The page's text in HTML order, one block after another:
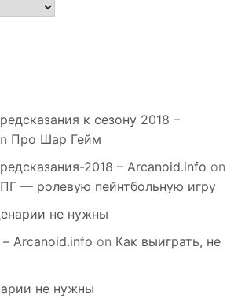
к сезону 2018 –
Про Шар Гейм
2018 – Arcanoid.info on
— ролевую пейнтбольную игру
не нужны
Arcanoid.info on Как выиграть, не
не нужны